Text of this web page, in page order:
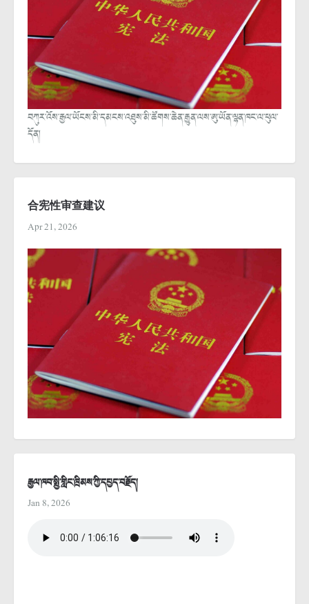
བཀུར་འོས་རྒྱལ་ཡོངས་མི་དམངས་འཐུས་མི་ཚོགས་ཆེན་རྒྱུན་ལས་ཨུ་ཡོན་ལྷན་ཁང་ལ་ཕུལ་
དོན།
合宪性审查建议
Apr 21, 2026
རྒྱལ་ཁབ་སྤྱི་གླིང་ཁྲིམས་ཀྱི་དཔྱད་བརྗོད།
Jan 8, 2026